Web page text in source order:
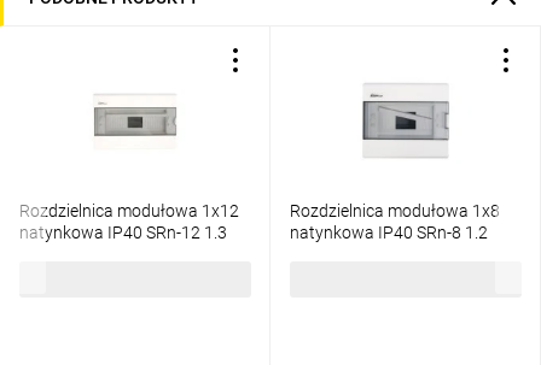
Rozdzielnica modułowa 1x12
natynkowa IP40 SRn-12 1.3
Rozdzielnica modułowa 1x8
natynkowa IP40 SRn-8 1.2